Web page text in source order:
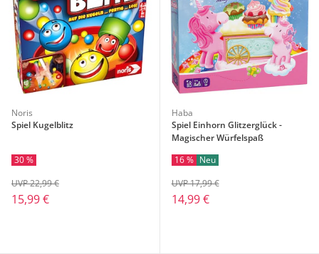
Noris
Spiel Kugelblitz
30 %
15,99 €
UVP 22,99 €
Haba
Spiel Einhorn Glitzerglück -
Magischer Würfelspaß
16 % Neu
14,99 €
UVP 17,99 €